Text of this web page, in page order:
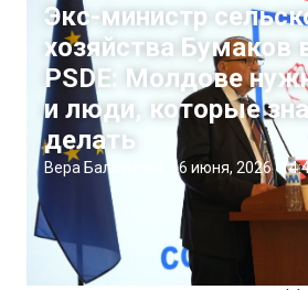
Экс-министр
хозяйства Бумаков
PSDE: Молдове
и люди, которые
делать
Вера Балахнова 6 июня, 2026